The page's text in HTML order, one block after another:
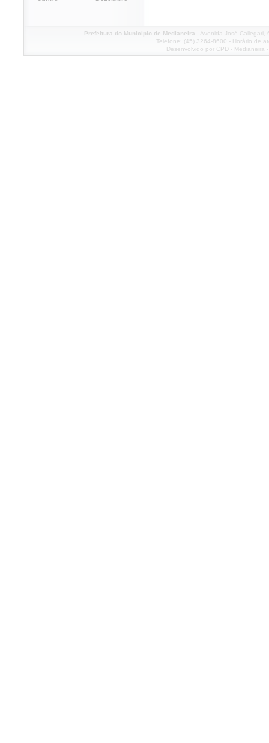
Prefeitura do Município de Medianeira - Avenida José
Telefone: (45) 3264-8600 - Horário de
Desenvolvido por CPD - Medianeira